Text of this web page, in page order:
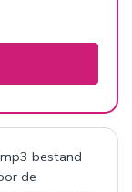
bestand
de